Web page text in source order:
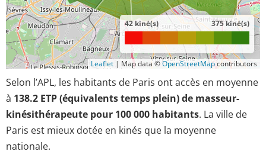
42 kiné(s) 375 kiné(s)
Leaflet | Map data ©OpenStreetMapcontributors
Selon l’APL, les habitants de Paris ont accès en moyenne
à 138.2 ETP (équivalents temps plein) de masseur-
kinésithérapeute pour 100 000 habitants. La ville de
Paris est mieux dotée en kinés que la moyenne
nationale.